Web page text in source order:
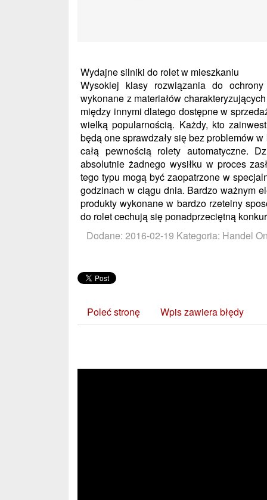
Wydajne silniki do rolet w mieszkaniu
Wysokiej klasy rozwiązania do
wykonane z materiałów
między innymi dlatego dostępne w
wielką popularnością. Każdy, kto
będą one sprawdzały się bez problemów
całą pewnością rolety automatyczne.
absolutnie żadnego wysiłku w proces
tego typu mogą być zaopatrzone w
godzinach w ciągu dnia. Bardzo ważnym
produkty wykonane w bardzo rzetelny
do rolet cechują się ponadprzeciętną
Dodane: 2016-02-19 Kategoria: Handel
Poleć stronę Wpis zawiera błędy